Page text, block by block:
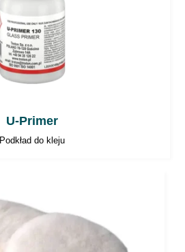
U-Primer
Podkład do kleju